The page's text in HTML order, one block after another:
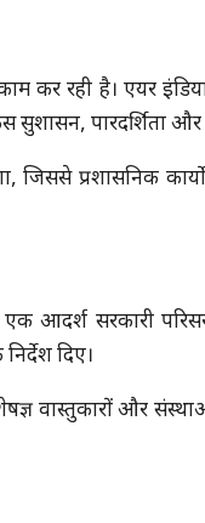
कर रही है। एयर
सुशासन, पारदर्शिता
जिससे प्रशासनिक
आदर्श सरकारी
दिए।
वास्तुकारों और